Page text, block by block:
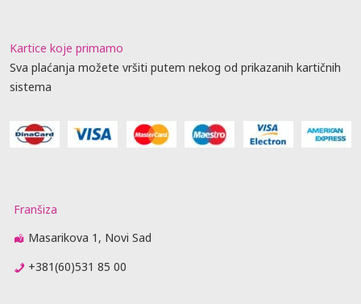
Kartice koje primamo
Sva plaćanja možete vršiti putem nekog od prikazanih kartičnih
sistema
Franšiza
Masarikova 1, Novi Sad
+381(60)531 85 00